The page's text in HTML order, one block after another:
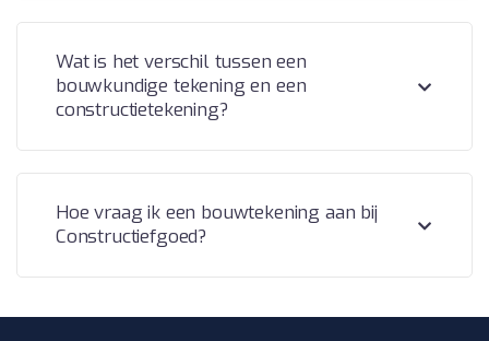
Wat is het verschil tussen een
bouwkundige tekening en een
constructietekening?
Hoe vraag ik een bouwtekening aan bij
Constructiefgoed?